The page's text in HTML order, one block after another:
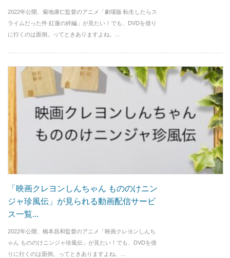
2022年公開、菊地康仁監督のアニメ「劇場版 転生したらス
ライムだった件 紅蓮の絆編」が見たい！でも、DVDを借り
に行くのは面倒。ってときありますよね。...
「映画クレヨンしんちゃん もののけニン
ジャ珍風伝」が見られる動画配信サービ
ス一覧...
2022年公開、橋本昌和監督のアニメ「映画クレヨンしんち
ゃん もののけニンジャ珍風伝」が見たい！でも、DVDを借
りに行くのは面倒。ってときありますよね。...